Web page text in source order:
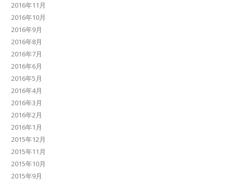
2016年11月
2016年10月
2016年9月
2016年8月
2016年7月
2016年6月
2016年5月
2016年4月
2016年3月
2016年2月
2016年1月
2015年12月
2015年11月
2015年10月
2015年9月